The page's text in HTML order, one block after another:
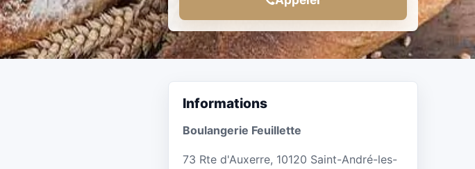
Informations
Boulangerie Feuillette
73 Rte d'Auxerre, 10120 Saint-André-les-